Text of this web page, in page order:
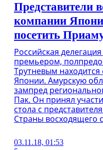
Представители
компании
посетить
Российская
премьером,
Трутневым
Японии. Амурскую
зампред
Пак. Он принял
стола с
Страны восходящего
03.11.18, 01:53